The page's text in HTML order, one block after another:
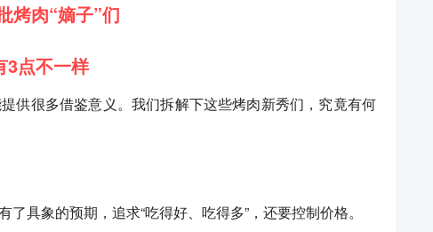
烤肉“嫡子”们
3点不一样
供很多借鉴意义。我们拆解下这些烤肉新秀们，究竟有何
具象的预期，追求“吃得好、吃得多”，还要控制价格。